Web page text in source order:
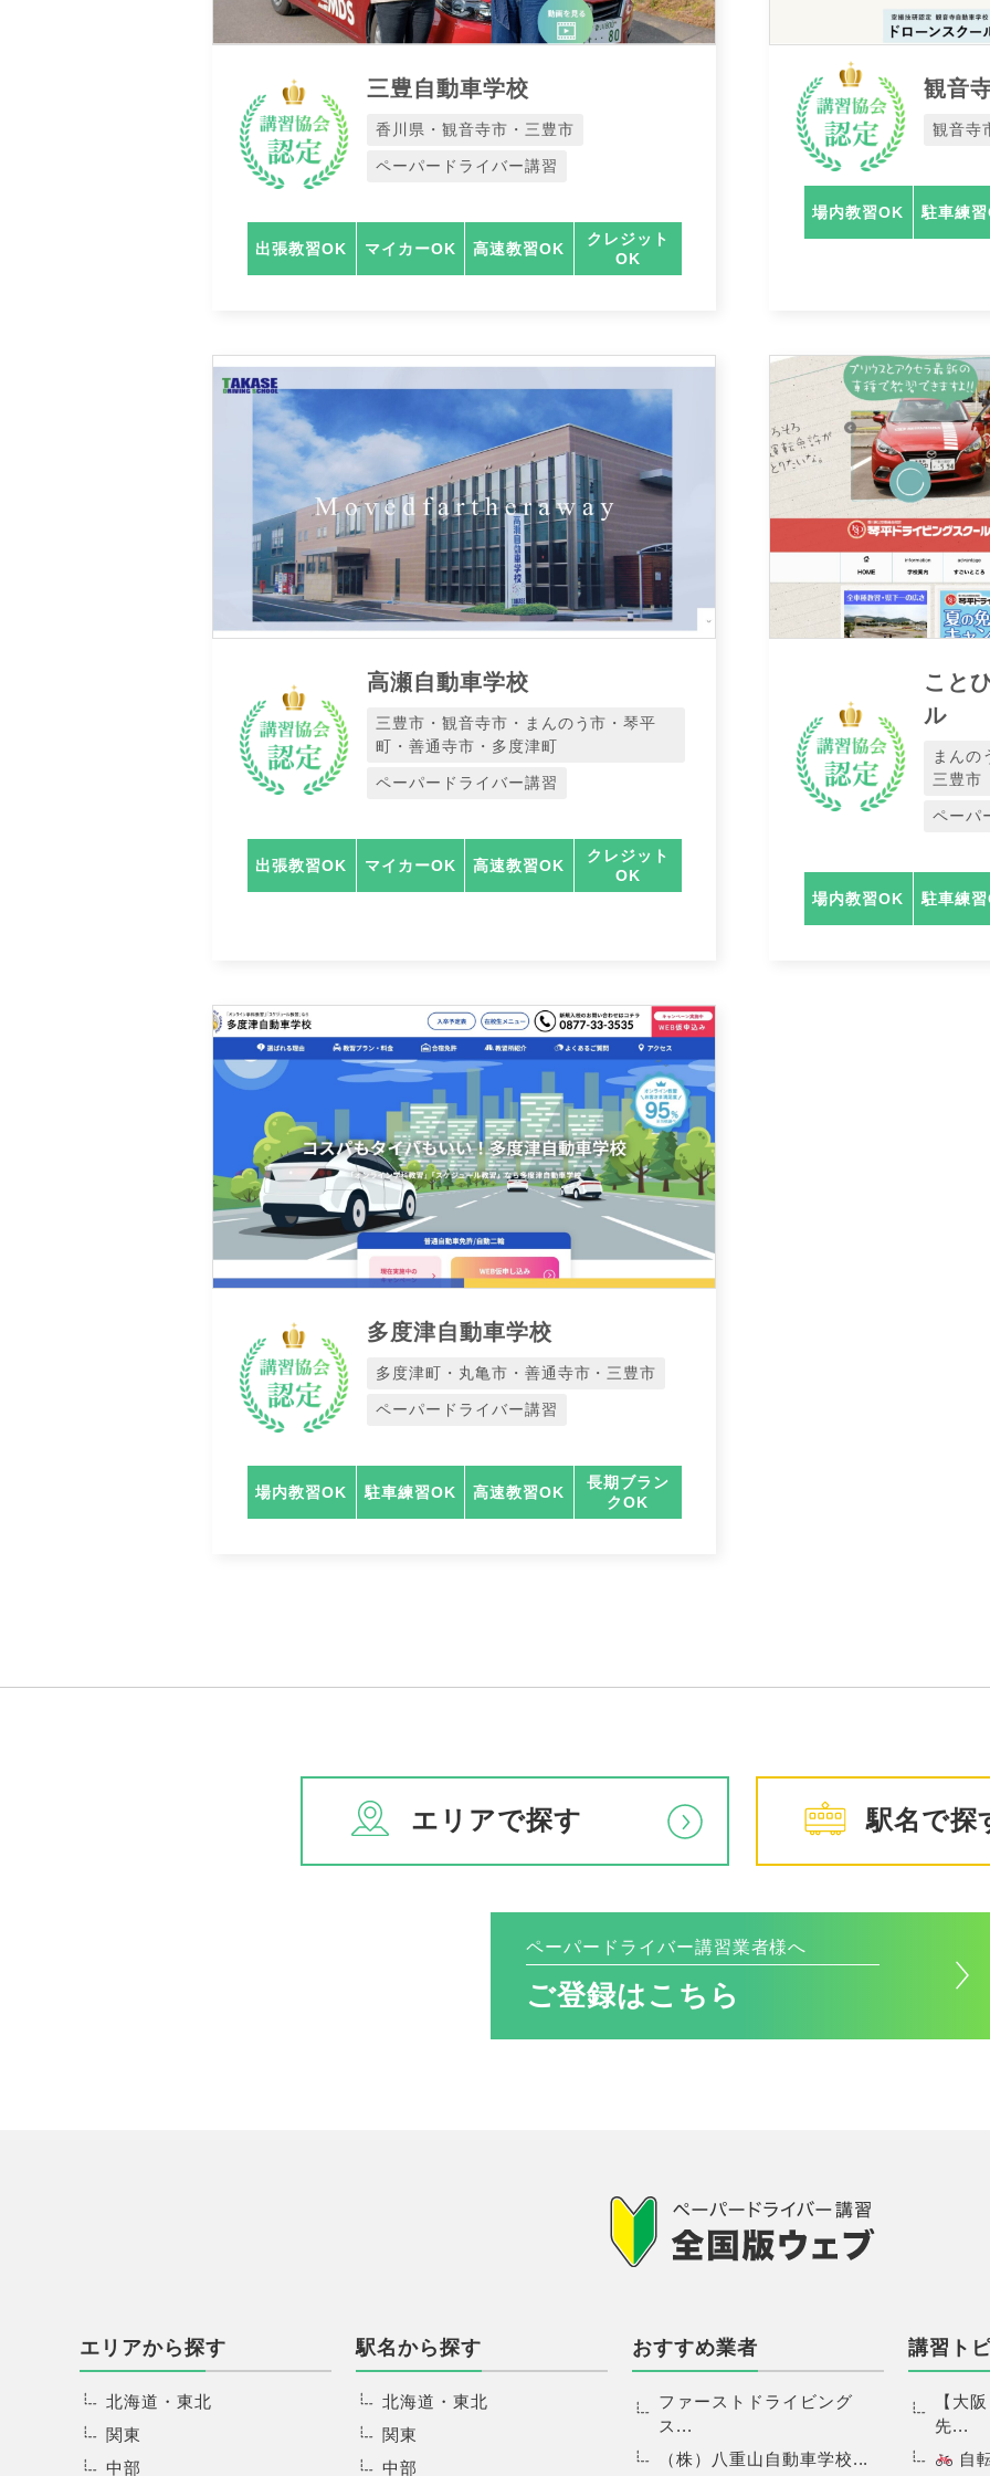
三豊自動車学校
香川県・観音寺市・三豊市
ペーパードライバー講習
出張教習OK マイカーOK 高速教習OK
クレジット
OK
観音
観音寺
場内教習OK 駐車練
高瀬自動車学校
三豊市・観音寺市・まんのう市・琴平
町・善通寺市・多度津町
ペーパードライバー講習
出張教習OK マイカーOK 高速教習OK
クレジット
OK
こと
ル
まんの
三豊市
ペーパ
場内教習OK 駐車練
多度津自動車学校
多度津町・丸亀市・善通寺市・三豊市
ペーパードライバー講習
場内教習OK 駐車練習OK 高速教習OK
長期ブラン
クOK
エリアで探す 駅名で探
ペーパードライバー講習業者様へ
ご登録はこちら
エリアから探す
北海道・東北
関東
中部
駅名から探す
北海道・東北
関東
中部
おすすめ業者
ファーストドライビング
ス...
（株）八重山自動車学校...
講習ト
【大
先...
自